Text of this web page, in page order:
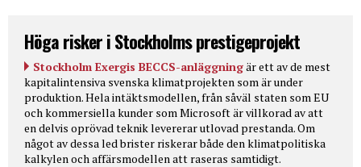
Höga risker i Stockholms prestigeprojekt
Stockholm Exergis BECCS-anläggningär ett av de mest
kapitalintensiva svenska klimatprojekten som är under
produktion. Hela intäktsmodellen, från såväl staten som EU
och kommersiella kunder som Microsoft är villkorad av att
en delvis oprövad teknik levererar utlovad prestanda. Om
något av dessa led brister riskerar både den klimatpolitiska
kalkylen och affärsmodellen att raseras samtidigt.